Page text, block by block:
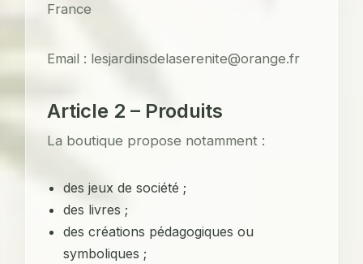
France
Email : lesjardinsdelaserenite@orange.fr
Article 2 – Produits
La boutique propose notamment :
des jeux de société ;
des livres ;
des créations pédagogiques ou
symboliques ;